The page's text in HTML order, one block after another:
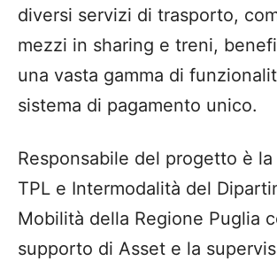
diversi servizi di trasporto,
mezzi in sharing e treni,
una vasta gamma di
sistema di pagamento unico.
Responsabile del progetto è
TPL e Intermodalità del
Mobilità della Regione Puglia
supporto di Asset e la